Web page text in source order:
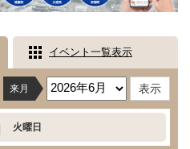
イベント一覧表示
来月
火曜日